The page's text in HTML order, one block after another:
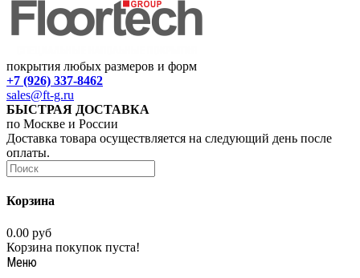
покрытия любых размеров и форм
+7 (926) 337-8462
sales@ft-g.ru
БЫСТРАЯ ДОСТАВКА
по Москве и России
Доставка товара осуществляется на следующий день после
оплаты.
Корзина
0.00 руб
Корзина покупок пуста!
Меню